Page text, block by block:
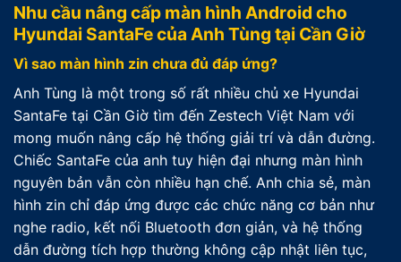
Nhu cầu nâng cấp màn hình Android cho
Hyundai SantaFe của Anh Tùng tại Cần Giờ
Vì sao màn hình zin chưa đủ đáp ứng?
Anh Tùng là một trong số rất nhiều chủ xe Hyundai
SantaFe tại Cần Giờ tìm đến Zestech Việt Nam với
mong muốn nâng cấp hệ thống giải trí và dẫn đường.
Chiếc SantaFe của anh tuy hiện đại nhưng màn hình
nguyên bản vẫn còn nhiều hạn chế. Anh chia sẻ, màn
hình zin chỉ đáp ứng được các chức năng cơ bản như
nghe radio, kết nối Bluetooth đơn giản, và hệ thống
dẫn đường tích hợp thường không cập nhật liên tục,